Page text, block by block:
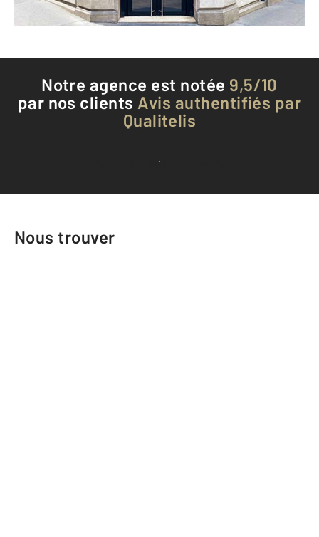
Téléphoner à l'agence
Notre agence est notée 9,5/10
par nos clients Avis authentifiés par
Qualitelis
Voir tous les avis clients
Nous trouver